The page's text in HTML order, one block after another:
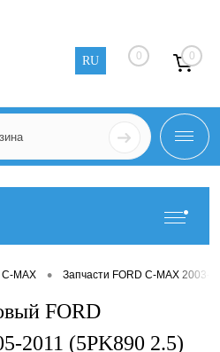
RU 0 0
C-MAX • Запчасти FORD C-MAX 2003-
FORD
2011 (5PK890 2.5)